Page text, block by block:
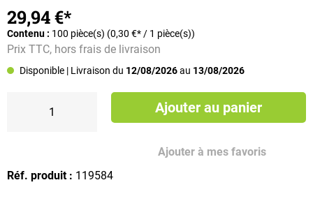
29,94 €*
Contenu : 100 pièce(s) (0,30 €* / 1 pièce(s))
Prix TTC, hors frais de livraison
Disponible | Livraison du 12/08/2026au 13/08/2026
Ajouter au panier
Ajouter à mes favoris
Réf. produit : 119584